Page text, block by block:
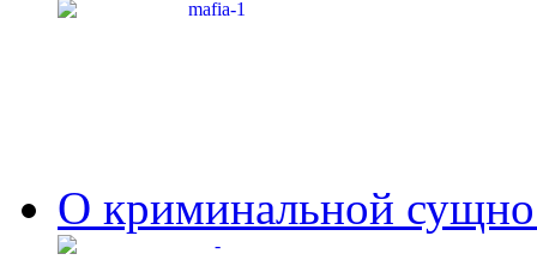
О криминальной